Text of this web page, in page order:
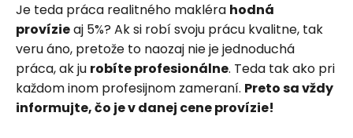
Je teda práca realitného makléra hodná
provízieaj 5%? Ak si robí svoju prácu kvalitne, tak
veru áno, pretože to naozaj nie je jednoduchá
práca, ak ju robíte profesionálne. Teda tak ako pri
každom inom profesijnom zameraní. Preto sa vždy
informujte, čo je v danej cene provízie!